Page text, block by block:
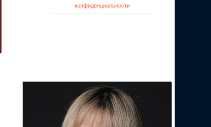
конфиденциальности